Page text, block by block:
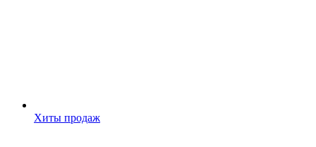
Хиты продаж